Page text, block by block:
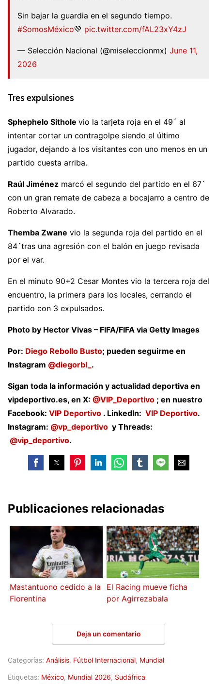
Sin bajar la guardia en el segundo tiempo.
#SomosMéxico💚 pic.twitter.com/fAL23xY4zJ
— Selección Nacional (@miseleccionmx) June 11,
2026
Tres expulsiones
Sphephelo Sithole vio la tarjeta roja en el 49´ al
intentar cortar un contragolpe siendo el último
jugador, dejando a los visitantes con uno menos en un
partido cuesta arriba.
Raúl Jiménez marcó el segundo del partido en el 67´
con un gran remate de cabeza a bocajarro a centro de
Roberto Alvarado.
Themba Zwane vio la segunda roja del partido en el
84´tras una agresión con el balón en juego revisada
por el var.
En el minuto 90+2 Cesar Montes vio la tercera roja del
encuentro, la primera para los locales, cerrando el
partido con 3 expulsados.
Photo by Hector Vivas – FIFA/FIFA via Getty Images
Por: Diego Rebollo Busto; pueden seguirme en
Instagram @diegorbl_ .
Sigan toda la información y actualidad deportiva en
vipdeportivo.es, en X: @VIP_Deportivo ; en nuestro
Facebook: VIP Deportivo . LinkedIn: VIP Deportivo.
Instagram: @vp_deportivo y Threads:
@vip_deportivo.
Publicaciones relacionadas
Mastantuono cedido a la
Fiorentina
El Racing mueve ficha
por Agirrezabala
Deja un comentario
Categorías: Análisis, Fútbol Internacional, Mundial
Etiquetas: México, Mundial 2026, Sudáfrica